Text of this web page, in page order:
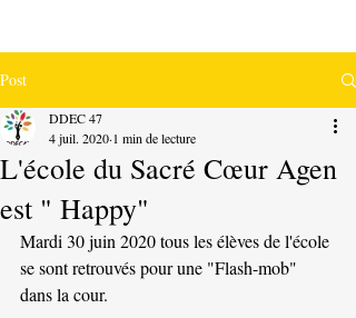
Post
L'école du Sacré Cœur Agen
est " Happy"
DDEC 47
4 juil. 2020 1 min de lecture
Mardi 30 juin 2020 tous les élèves de l'école
se sont retrouvés pour une "Flash-mob"
dans la cour.